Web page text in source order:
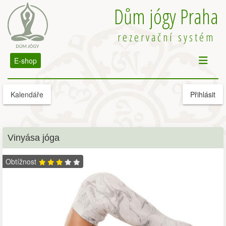
Dům jógy Praha
rezervační systém
E-shop
Kalendáře Přihlásit
Vinyása jóga
Obtížnost